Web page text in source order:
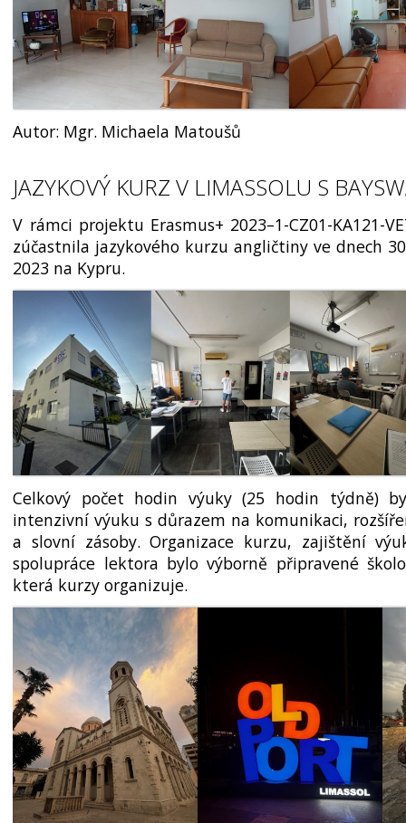
Autor: Mgr. Michaela Matoušů
JAZYKOVÝ KURZ V LIMASSOLU S
V rámci projektu Erasmus+ 2023–1-CZ01-KA121-
zúčastnila jazykového kurzu angličtiny ve dnech
2023 na Kypru.
Celkový počet hodin výuky (25 hodin týdně)
intenzivní výuku s důrazem na komunikaci,
a slovní zásoby. Organizace kurzu, zajištění
spolupráce lektora bylo výborně připravené
která kurzy organizuje.